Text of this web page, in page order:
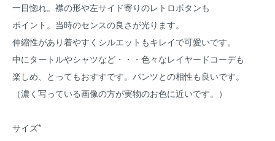
一目惚れ。襟の形や左サイド寄りのレトロボタンも
ポイント。当時のセンスの良さが光ります。
伸縮性があり着やすくシルエットもキレイで可愛いです。
中にタートルやシャツなど・・・色々なレイヤードコーデも
楽しめ、とってもおすすです。パンツとの相性も良いです。
（濃く写っている画像の方が実物のお色に近いです。）
サイズ*